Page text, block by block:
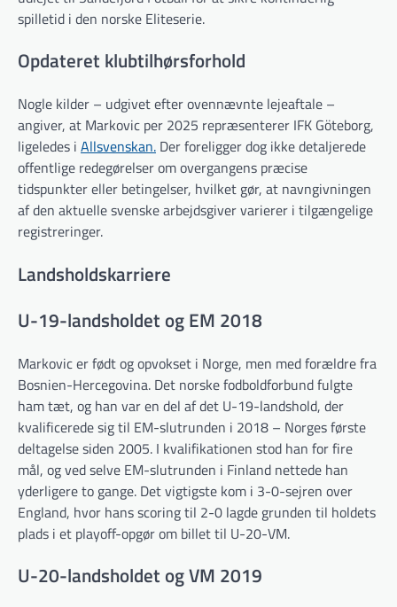
spilletid i den norske Eliteserie.
Opdateret klubtilhørsforhold
Nogle kilder – udgivet efter ovennævnte lejeaftale –
angiver, at Markovic per 2025 repræsenterer IFK Göteborg,
ligeledes i Allsvenskan. Der foreligger dog ikke detaljerede
offentlige redegørelser om overgangens præcise
tidspunkter eller betingelser, hvilket gør, at navngivningen
af den aktuelle svenske arbejdsgiver varierer i tilgængelige
registreringer.
Landsholdskarriere
U-19-landsholdet og EM 2018
Markovic er født og opvokset i Norge, men med forældre fra
Bosnien-Hercegovina. Det norske fodboldforbund fulgte
ham tæt, og han var en del af det U-19-landshold, der
kvalificerede sig til EM-slutrunden i 2018 – Norges første
deltagelse siden 2005. I kvalifikationen stod han for fire
mål, og ved selve EM-slutrunden i Finland nettede han
yderligere to gange. Det vigtigste kom i 3-0-sejren over
England, hvor hans scoring til 2-0 lagde grunden til holdets
plads i et playoff-opgør om billet til U-20-VM.
U-20-landsholdet og VM 2019